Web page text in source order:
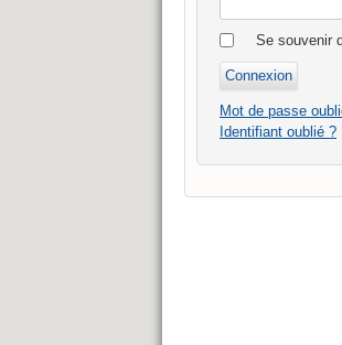
Se souvenir
Mot de passe
Identifiant oublié ?